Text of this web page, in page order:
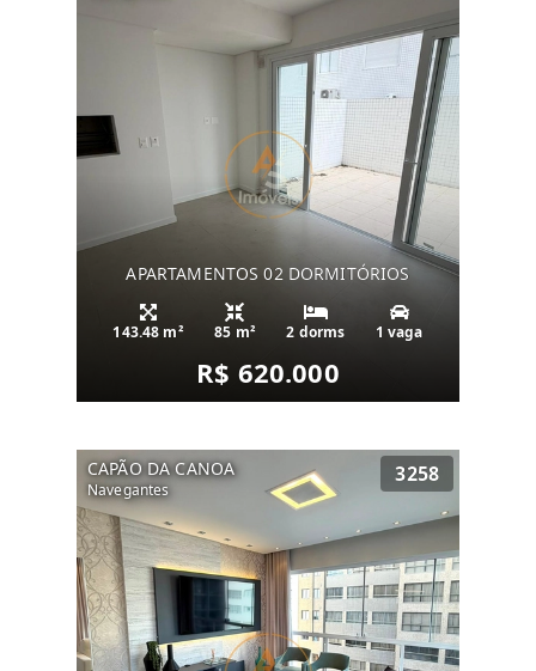
APARTAMENTOS 02 DORMITÓRIOS
143.48 m² 85 m² 2 dorms 1 vaga
R$ 620.000
CAPÃO DA CANOA
Navegantes
3258